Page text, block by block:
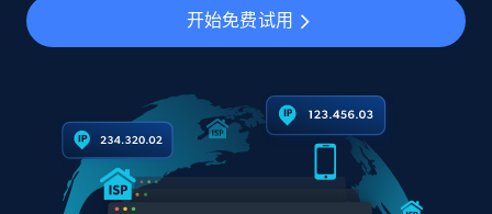
开始免费试用